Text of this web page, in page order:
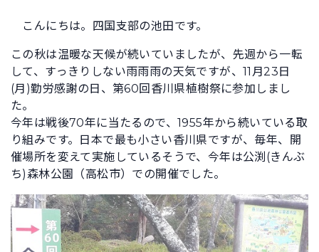
こんにちは。四国支部の池田です。
この秋は温暖な天候が続いていましたが、先週から一転
して、すっきりしない雨雨雨の天気ですが、11月23日
(月)勤労感謝の日、第60回香川県植樹祭に参加しまし
た。
今年は戦後70年に当たるので、1955年から続いている取
り組みです。日本で最も小さい香川県ですが、毎年、開
催場所を変えて実施しているそうで、今年は公渕(きんぶ
ち)森林公園（高松市）での開催でした。